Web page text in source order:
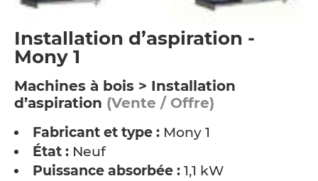
Installation d’aspiration -
Mony 1
Machines à bois > Installation
d’aspiration (Vente / Offre)
Fabricant et type : Mony 1
État : Neuf
Puissance absorbée : 1,1 kW